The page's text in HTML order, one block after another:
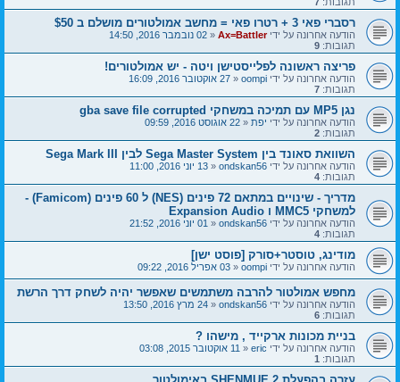
רסברי פאי 3 + רטרו פאי = מחשב אמולטורים מושלם ב $50
הודעה אחרונה על ידי Ax=Battler
«02 נובמבר 2016, 14:50
תגובות: 9
פריצה ראשונה לפלייסטישן ויטה - יש אמולטורים!
הודעה אחרונה על ידי oompi
«27 אוקטובר 2016, 16:09
תגובות: 7
נגן MP5 עם תמיכה במשחקי gba save file corrupted
הודעה אחרונה על ידי יפת«22 אוגוסט 2016, 09:59
תגובות: 2
השוואת סאונד בין Sega Master System לבין Sega Mark III
הודעה אחרונה על ידי ondskan56
«13 יוני 2016, 11:00
תגובות: 4
מדריך - שינויים במתאם 72 פינים (NES) ל 60 פינים (Famicom) -
למשחקי MMC5 ו Expansion Audio
הודעה אחרונה על ידי ondskan56
«01 יוני 2016, 21:52
תגובות: 4
מודינג, טוסטר+סורק [פוסט ישן]
הודעה אחרונה על ידי oompi
«03 אפריל 2016, 09:22
מחפש אמולטור להרבה משתמשים שאפשר יהיה לשחק דרך הרשת
הודעה אחרונה על ידי ondskan56
«24 מרץ 2016, 13:50
תגובות: 6
בניית מכונות ארקייד , מישהו ?
הודעה אחרונה על ידי eric
«11 אוקטובר 2015, 03:08
תגובות: 1